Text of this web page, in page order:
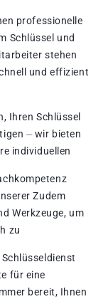
professionelle
Schlüssel und
stehen
und effizient
Ihren Schlüssel
⏤ wir bieten
individuellen
Zudem
Werkzeuge, um
zu
für eine
bereit, Ihnen